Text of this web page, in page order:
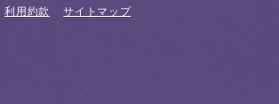
利用約款 サイトマップ